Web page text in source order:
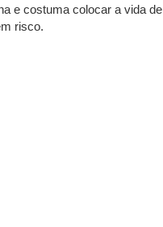
e costuma colocar a vida de
risco.